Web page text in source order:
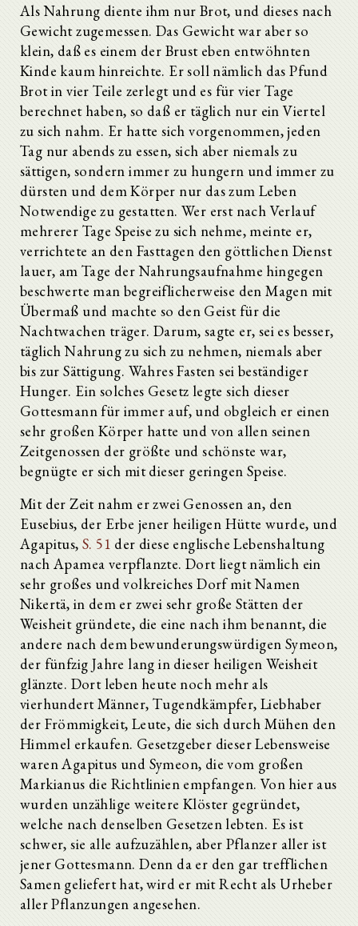
Als Nahrung diente ihm nur Brot, und dieses nach
Gewicht zugemessen. Das Gewicht war aber so
klein, daß es einem der Brust eben entwöhnten
Kinde kaum hinreichte. Er soll nämlich das Pfund
Brot in vier Teile zerlegt und es für vier Tage
berechnet haben, so daß er täglich nur ein Viertel
zu sich nahm. Er hatte sich vorgenommen, jeden
Tag nur abends zu essen, sich aber niemals zu
sättigen, sondern immer zu hungern und immer zu
dürsten und dem Körper nur das zum Leben
Notwendige zu gestatten. Wer erst nach Verlauf
mehrerer Tage Speise zu sich nehme, meinte er,
verrichtete an den Fasttagen den göttlichen Dienst
lauer, am Tage der Nahrungsaufnahme hingegen
beschwerte man begreiflicherweise den Magen mit
Übermaß und machte so den Geist für die
Nachtwachen träger. Darum, sagte er, sei es besser,
täglich Nahrung zu sich zu nehmen, niemals aber
bis zur Sättigung. Wahres Fasten sei beständiger
Hunger. Ein solches Gesetz legte sich dieser
Gottesmann für immer auf, und obgleich er einen
sehr großen Körper hatte und von allen seinen
Zeitgenossen der größte und schönste war,
begnügte er sich mit dieser geringen Speise.
Mit der Zeit nahm er zwei Genossen an, den
Eusebius, der Erbe jener heiligen Hütte wurde, und
Agapitus,S. 51 der diese englische Lebenshaltung
nach Apamea verpflanzte. Dort liegt nämlich ein
sehr großes und volkreiches Dorf mit Namen
Nikertä, in dem er zwei sehr große Stätten der
Weisheit gründete, die eine nach ihm benannt, die
andere nach dem bewunderungswürdigen Symeon,
der fünfzig Jahre lang in dieser heiligen Weisheit
glänzte. Dort leben heute noch mehr als
vierhundert Männer, Tugendkämpfer, Liebhaber
der Frömmigkeit, Leute, die sich durch Mühen den
Himmel erkaufen. Gesetzgeber dieser Lebensweise
waren Agapitus und Symeon, die vom großen
Markianus die Richtlinien empfangen. Von hier aus
wurden unzählige weitere Klöster gegründet,
welche nach denselben Gesetzen lebten. Es ist
schwer, sie alle aufzuzählen, aber Pflanzer aller ist
jener Gottesmann. Denn da er den gar trefflichen
Samen geliefert hat, wird er mit Recht als Urheber
aller Pflanzungen angesehen.